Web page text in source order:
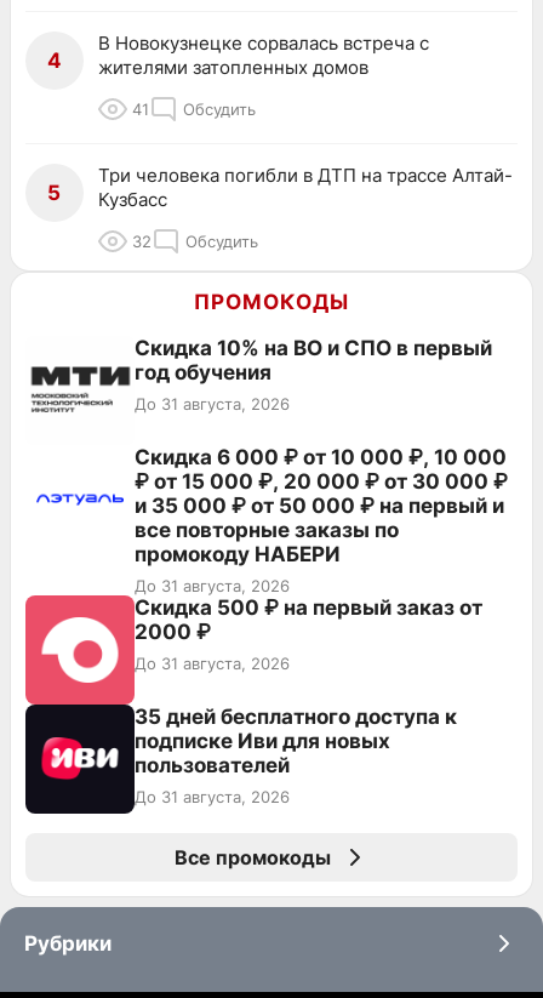
4
В Новокузнецке сорвалась встреча с
жителями затопленных домов
41 Обсудить
5
Три человека погибли в ДТП на трассе Алтай-
Кузбасс
32 Обсудить
ПРОМОКОДЫ
Скидка 10% на ВО и СПО в первый
год обучения
До 31 августа, 2026
Скидка 6 000 ₽ от 10 000 ₽, 10 000
₽ от 15 000 ₽, 20 000 ₽ от 30 000 ₽
и 35 000 ₽ от 50 000 ₽ на первый и
все повторные заказы по
промокоду НАБЕРИ
До 31 августа, 2026
Скидка 500 ₽ на первый заказ от
2000 ₽
До 31 августа, 2026
35 дней бесплатного доступа к
подписке Иви для новых
пользователей
До 31 августа, 2026
Все промокоды
Рубрики